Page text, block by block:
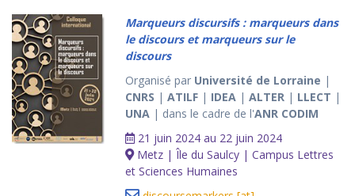
Marqueurs discursifs : marqueurs dans
le discours et marqueurs sur le
discours
Organisé par Université de Lorraine |
CNRS |ATILF | IDEA |ALTER | LLECT |
UNA | dans le cadre de l'ANR CODIM
21 juin 2024 au 22 juin 2024
Metz | Île du Saulcy | Campus Lettres
et Sciences Humaines